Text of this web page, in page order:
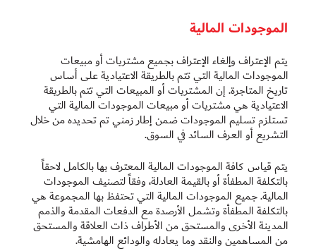
الموجودات المالية
يتم الإعتراف وإلغاء الإعتراف بجميع مشتريات أو مبيعات
الموجودات المالية التي تتم بالطريقة الاعتيادية على أساس
تاريخ المتاجرة. إن المشتريات أو المبيعات التي تتم بالطريقة
الاعتيادية هي مشتريات أو مبيعات الموجودات المالية التي
تستلزم تسليم الموجودات ضمن إطار زمني تم تحديده من خلال
التشريع أو العرف السائد في السوق.
يتم قياس كافة الموجودات المالية المعترف بها بالكامل لاحقاً
بالتكلفة المطفأة أو بالقيمة العادلة، وفقاً لتصنيف الموجودات
المالية. جميع الموجودات المالية التي تحتفظ بها المجموعة هي
بالتكلفة المطفأة وتشمل الأرصدة مع الدفعات المقدمة والذمم
المدينة الأخرى والمستحق من الأطراف ذات العلاقة والمستحق
من المساهمين والنقد وما يعادله والودائع الهامشية.